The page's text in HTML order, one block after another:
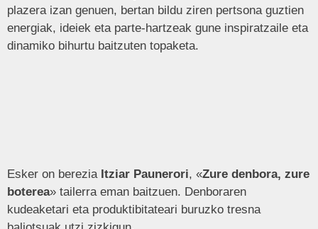
plazera izan genuen, bertan bildu ziren pertsona guztien
energiak, ideiek eta parte-hartzeak gune inspiratzaile eta
dinamiko bihurtu baitzuten topaketa.
Esker on berezia Itziar Paunerori, «Zure denbora, zure
boterea» tailerra eman baitzuen. Denboraren
kudeaketari eta produktibitateari buruzko tresna